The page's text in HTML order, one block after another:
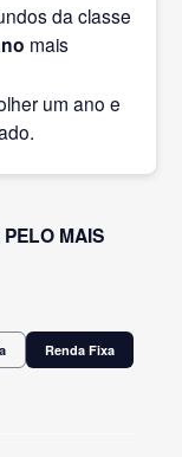
da classe
mais
um ano e
MAIS
Renda Fixa